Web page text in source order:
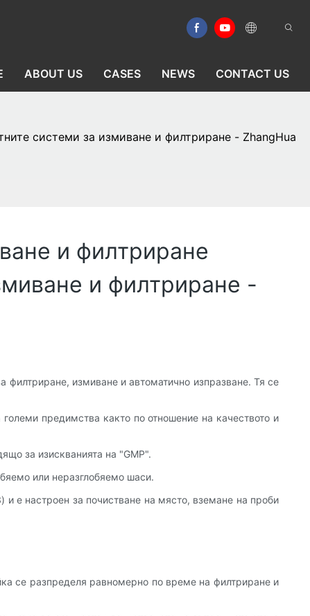
ABOUT US CASES NEWS CONTACT US
системи за измиване и филтриране - ZhangHua
и филтриране
и филтриране -
измиване и автоматично изпразване. Тя се
предимства както по отношение на качеството и
за изискванията на "GMP".
или неразглобяемо шаси.
е настроен за почистване на място, вземане на проби
се разпределя равномерно по време на филтриране и